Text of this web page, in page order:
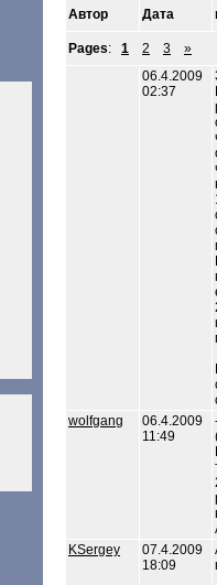
Автор Дата
Pages: 1 2 3
»
06.4.2009
02:37
wolfgang
06.4.2009
11:49
KSergey
07.4.2009
18:09